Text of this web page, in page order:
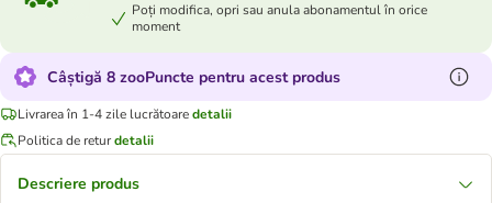
Poți modifica, opri sau anula abonamentul în orice
moment
Câștigă 8 zooPuncte pentru acest produs
Livrarea în 1-4 zile lucrătoaredetalii
Politica de returdetalii
Descriere produs